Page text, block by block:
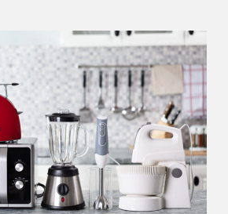
tout
en
laissant
le
bouchon
intact
?